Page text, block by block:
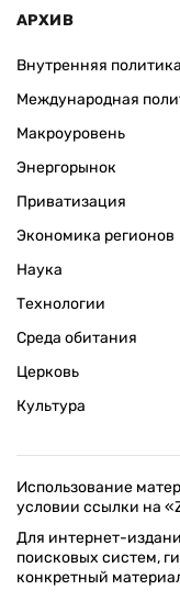
АРХИВ
Внутренняя политика
Международная
Макроуровень
Энергорынок
Приватизация
Экономика регионов
Наука
Технологии
Среда обитания
Церковь
Культура
Использование
условии ссылки на
Для интернет-
поисковых систем,
конкретный